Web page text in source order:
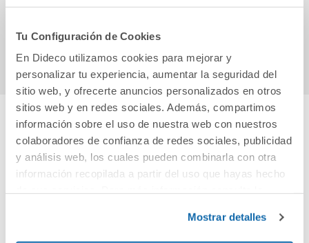
Tu Configuración de Cookies
En Dideco utilizamos cookies para mejorar y
personalizar tu experiencia, aumentar la seguridad del
sitio web, y ofrecerte anuncios personalizados en otros
sitios web y en redes sociales. Además, compartimos
información sobre el uso de nuestra web con nuestros
colaboradores de confianza de redes sociales, publicidad
y análisis web, los cuales pueden combinarla con otra
información recopilada a partir del uso que hayas hecho
Mostrar detalles
9,95€
Comprar
9,95€
Cuéntanos tu opinión
¡Sé el primero en valorar este producto!